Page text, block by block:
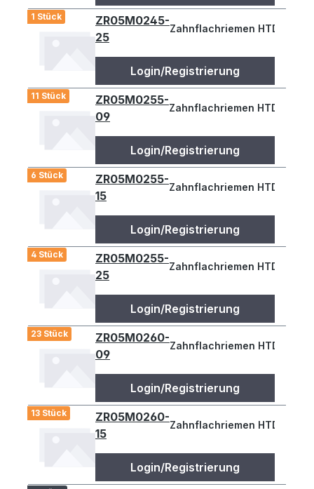
1 Stück
ZR05M0245-
25
Zahnflachriemen HTD 245-
Login/Registrierung
11 Stück
ZR05M0255-
09
Zahnflachriemen HTD 255-
Login/Registrierung
6 Stück
ZR05M0255-
15
Zahnflachriemen HTD 255-
Login/Registrierung
4 Stück
ZR05M0255-
25
Zahnflachriemen HTD 255-
Login/Registrierung
23 Stück
ZR05M0260-
09
Zahnflachriemen HTD 260-
Login/Registrierung
13 Stück
ZR05M0260-
15
Zahnflachriemen HTD 260-
Login/Registrierung